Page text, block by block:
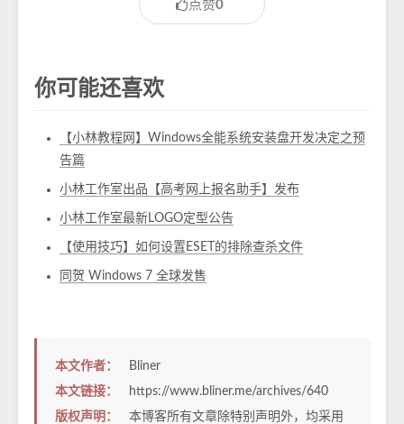
点赞0
你可能还喜欢
【小林教程网】Windows全能系统安装盘开发决定之预
告篇
小林工作室出品【高考网上报名助手】发布
小林工作室最新LOGO定型公告
【使用技巧】如何设置ESET的排除查杀文件
同贺 Windows 7 全球发售
本文作者：
Bliner
本文链接：
https://www.bliner.me/archives/640
版权声明：
本博客所有文章除特别声明外，均采用